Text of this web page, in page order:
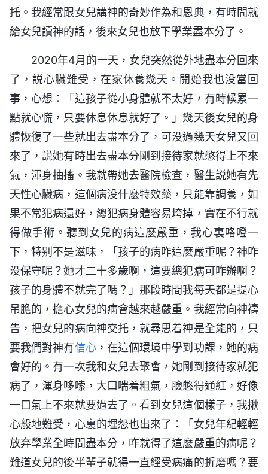
托。我經常跟女兒講神的奇妙作為和恩典，有時間就
給女兒讀神的話，後來女兒也放下學業盡本分了。
2020年4月的一天，女兒突然從外地盡本分回來
了，説心臟難受，在家休養幾天。開始我也没當回
事，心想：「這孩子從小身體就不太好，有時候累一
點就心慌，只要休息休息就好了。」幾天後女兒的身
體恢復了一些就出去盡本分了，可没過幾天女兒又回
來了，説她有時出去盡本分剛到接待家就憋得上不來
氣，渾身抽搐。我就帶她去醫院檢查，醫生説她有先
天性心臟病，這個病没什麽特效藥，只能靠調養，如
果不常犯病還好，總犯病身體容易垮掉，實在不行就
得做手術。聽到女兒的病這麽嚴重，我心裏咯噔一
下，特别不是滋味，「孩子的病咋這麽嚴重呢？神咋
没保守呢？她才二十多歲啊，這要總犯病可咋辦啊？
孩子的身體不就完了嗎？」那段時間我每天都是提心
吊膽的，擔心女兒的病會越來越嚴重。我經常向神禱
告，把女兒的病向神交托，就尋思着神是全能的，只
要我們對神有信心，在這個環境中學到功課，她的病
會好的。有一次我和女兒去聚會，她剛到接待家就犯
病了，渾身哆嗦，大口喘着粗氣，臉憋得通紅，好像
一口氣上不來就要過去了。看到女兒這個樣子，我揪
心般地難受，心裏的埋怨也出來了：「女兒年紀輕輕
放弃學業全時間盡本分，咋就得了這麽嚴重的病呢？
難道女兒的後半輩子就得一直經受病痛的折磨嗎？要